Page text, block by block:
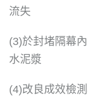
流失
(3)於封堵隔幕
水泥漿
(4)改良成效檢